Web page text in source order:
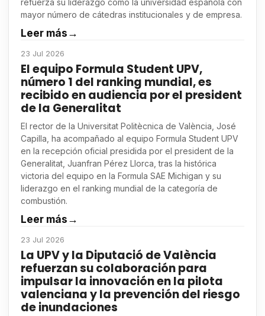
mayor número de cátedras institucionales y de empresa.
Leer más→
23 Jul 2026
El equipo Formula Student UPV,
número 1 del ranking mundial, es
recibido en audiencia por el president
de la Generalitat
El rector de la Universitat Politècnica de València, José
Capilla, ha acompañado al equipo Formula Student UPV
en la recepción oficial presidida por el president de la
Generalitat, Juanfran Pérez Llorca, tras la histórica
victoria del equipo en la Formula SAE Michigan y su
liderazgo en el ranking mundial de la categoría de
combustión.
Leer más→
23 Jul 2026
La UPV y la Diputació de València
refuerzan su colaboración para
impulsar la innovación en la pilota
valenciana y la prevención del riesgo
de inundaciones